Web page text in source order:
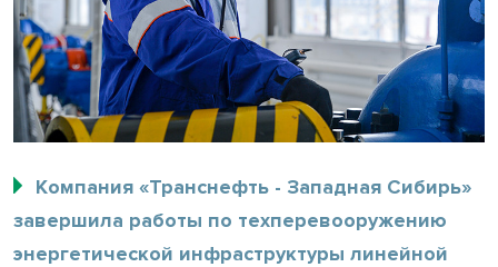
Компания «Транснефть - Западная Сибирь»
завершила работы по техперевооружению
энергетической инфраструктуры линейной